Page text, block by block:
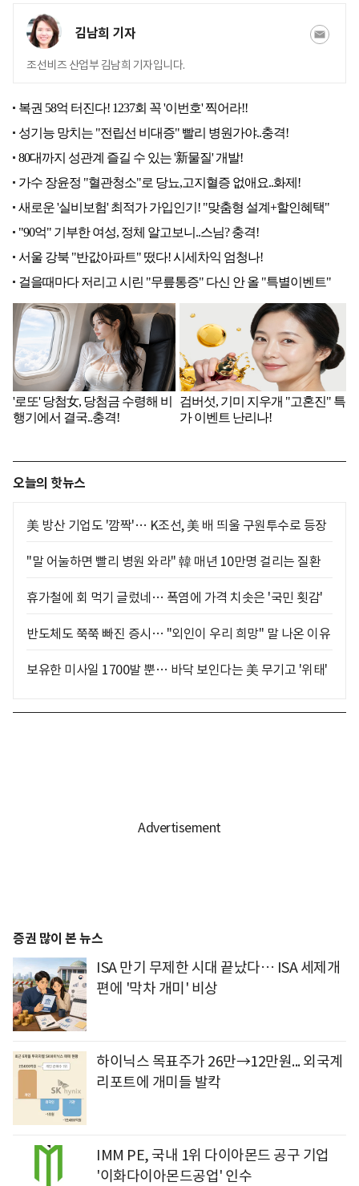
김남희 기자
조선비즈 산업부 김남희 기자입니다.
오늘의 핫뉴스
美 방산 기업도 '깜짝'… K조선, 美 배 띄울 구원투수로 등장
"말 어눌하면 빨리 병원 와라" 韓 매년 10만명 걸리는 질환
휴가철에 회 먹기 글렀네… 폭염에 가격 치솟은 '국민 횟감'
반도체도 쭉쭉 빠진 증시… "외인이 우리 희망" 말 나온 이유
보유한 미사일 1700발 뿐… 바닥 보인다는 美 무기고 '위태'
증권 많이 본 뉴스
ISA 만기 무제한 시대 끝났다… ISA 세제개
편에 '막차 개미' 비상
하이닉스 목표주가 26만→12만원... 외국계
리포트에 개미들 발칵
IMM PE, 국내 1위 다이아몬드 공구 기업
'이화다이아몬드공업' 인수